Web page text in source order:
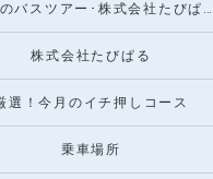
大阪のバスツアー･株式会社たびぱるの評判
株式会社たびぱる
選！今月のイチ押しコース
乗車場所